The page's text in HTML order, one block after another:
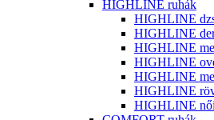
HIGHLINE ruhák
HIGHLINE
HIGHLINE
HIGHLINE
HIGHLINE
HIGHLINE
HIGHLINE
HIGHLINE